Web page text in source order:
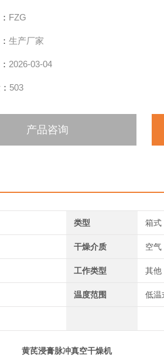
FZG
生产厂家
2026-03-04
503
产品咨询
类型 箱式
干燥介质 空气
工作类型 其他
温度范围 低温
黄芪浸膏脉冲真空干燥机